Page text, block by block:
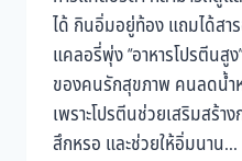
ได้ กินอิ่มอยู่ท้อง แถมได้สา
แคลอรี่พุ่ง “อาหารโปรตีนสู
ของคนรักสุขภาพ คนลดน้ำ
เพราะโปรตีนช่วยเสริมสร้
สึกหรอ และช่วยให้อิ่มนาน...